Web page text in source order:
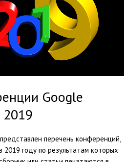
Google
2019
перечень конференций,
2019 году по результатам которых